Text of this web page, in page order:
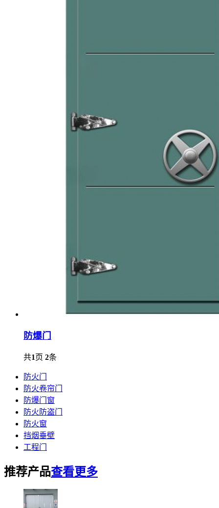
防爆门
共1页 2条
防火门
防火卷帘门
防爆门窗
防火防盗门
防火窗
挡烟垂壁
工程门
推荐产品查看更多